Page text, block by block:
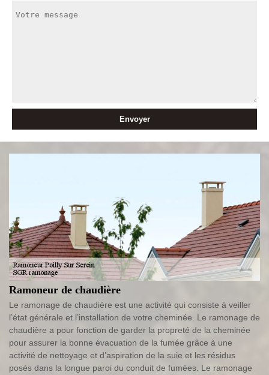
Ramoneur de chaudière
Le ramonage de chaudière est une activité qui consiste à veiller
l’état générale et l’installation de votre cheminée. Le ramonage de
chaudière a pour fonction de garder la propreté de la cheminée
pour assurer la bonne évacuation de la fumée grâce à une
activité de nettoyage et d’aspiration de la suie et les résidus
posés dans la longue paroi du conduit de fumées. Le ramonage